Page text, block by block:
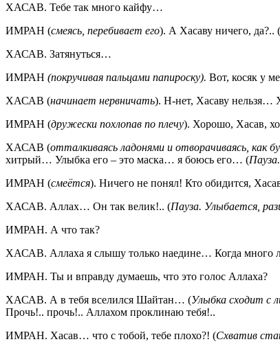
ХАСАВ. Тебе так много кайфу…
ИМРАН (смеясь, перебивает его). А Хасаву ничего, да?.. (
ХАСАВ. Затянуться…
ИМРАН (покручивая пальцами папироску). Вот, косяк у
ХАСАВ (начинает нервничать). Н-нет, Хасаву нельзя…
ИМРАН (дружески похлопав по плечу). Хорошо, Хасав,
ХАСАВ (отталкиваясь ладонями и отворачиваясь, как
хитрый… Улыбка его – это маска… я боюсь его… (Пауза.
ИМРАН (смеётся). Ничего не понял! Кто обидится,
ХАСАВ. Аллах… Он так велик!.. (Пауза. Улыбается,
ИМРАН. А что так?
ХАСАВ. Аллаха я слышу только наедине… Когда много
ИМРАН. Ты и вправду думаешь, что это голос Аллаха?
ХАСАВ. А в тебя вселился Шайтан… (Улыбка сходит с
Прочь!.. прочь!.. Аллахом проклинаю тебя!..
ИМРАН. Хасав… что с тобой, тебе плохо?! (Схватив